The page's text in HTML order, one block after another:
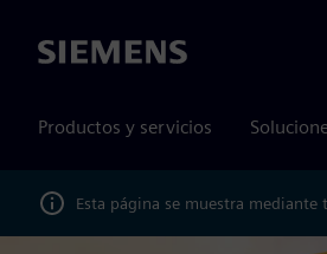
Siemens
Productos y servicios
Esta página se muestra